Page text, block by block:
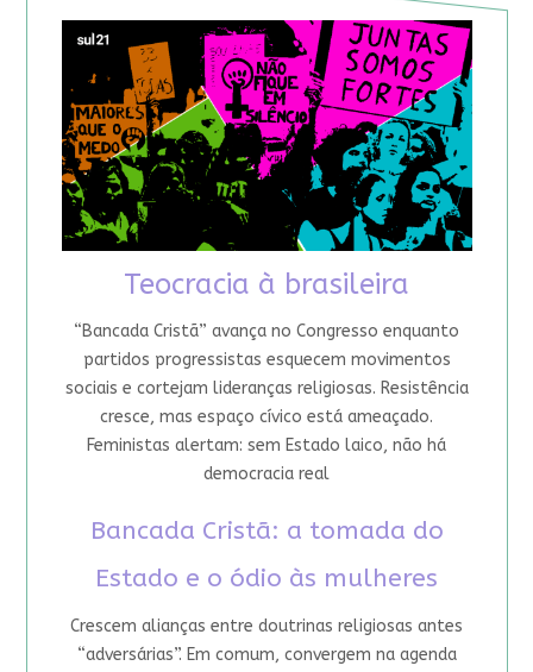
Teocracia à brasileira
“Bancada Cristã” avança no Congresso enquanto
partidos progressistas esquecem movimentos
sociais e cortejam lideranças religiosas. Resistência
cresce, mas espaço cívico está ameaçado.
Feministas alertam: sem Estado laico, não há
democracia real
Bancada Cristã: a tomada do
Estado e o ódio às mulheres
Crescem alianças entre doutrinas religiosas antes
“adversárias”. Em comum, convergem na agenda